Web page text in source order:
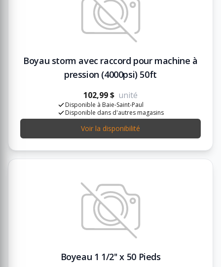
Boyau storm avec raccord pour machine à
pression (4000psi) 50ft
102,99 $ unité
Disponible à Baie-Saint-Paul
Disponible dans d'autres magasins
Voir la disponibilité
Boyeau 1 1/2'' x 50 Pieds